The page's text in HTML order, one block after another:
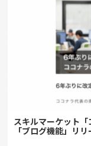
スキルマーケット
「ブログ機能」リリ